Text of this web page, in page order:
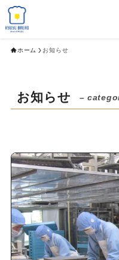
ホーム お知らせ
お知らせ –